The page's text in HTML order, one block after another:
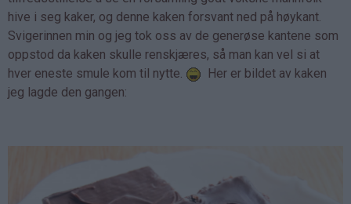
hive i seg kaker, og denne kaken forsvant ned på høykant.
Svigerinnen min og jeg tok oss av de generøse kantene som
oppstod da kaken skulle renskjæres, så man kan vel si at
hver eneste smule kom til nytte.
Her er bildet av kaken
jeg lagde den gangen: